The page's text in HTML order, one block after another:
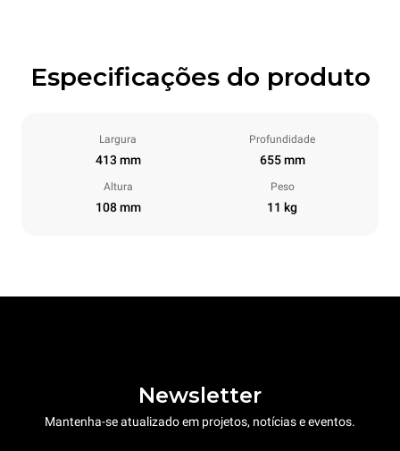
Especificações do produto
Largura
413 mm
Profundidade
655 mm
Altura
108 mm
Peso
11 kg
Newsletter
Mantenha-se atualizado em projetos, notícias e eventos.